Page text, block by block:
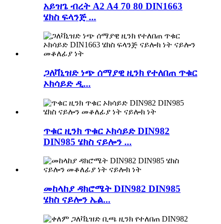
አይዝጌ ብረት A2 A4 70 80 DIN1663
ሄክስ ፍላንጅ ...
ጋለቫኒዝድ ነጭ ሰማያዊ ዚንክ የተለበጠ ጥቁር
ኦክሳይድ ዲ...
ጥቁር ዚንክ ጥቁር ኦክሳይድ DIN982
DIN985 ሄክስ ናይሎን ...
መከላከያ ዳክሮሜት DIN982 DIN985
ሄክስ ናይሎን ኤል...